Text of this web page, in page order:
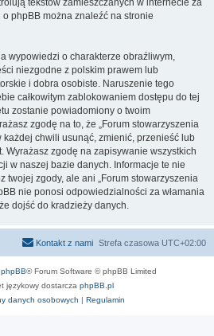
tekstów zamieszczanych w internecie za
phpBB można znaleźć na stronie
wypowiedzi o charakterze obraźliwym,
niezgodne z polskim prawem lub
i dobra osobiste. Naruszenie tego
całkowitym zablokowaniem dostępu do tej
zostanie powiadomiony o twoim
zgodę na to, że „Forum stowarzyszenia
każdej chwili usunąć, zmienić, przenieść lub
Wyrażasz zgodę na zapisywanie wszystkich
w naszej bazie danych. Informacje te nie
twojej zgody, ale ani „Forum stowarzyszenia
nie ponosi odpowiedzialności za włamania
dojść do kradzieży danych.
Strefa czasowa UTC+02:00
Kontakt z nami
phpBB® Forum Software © phpBB Limited
językowy dostarcza phpBB.pl
danych osobowych | Regulamin